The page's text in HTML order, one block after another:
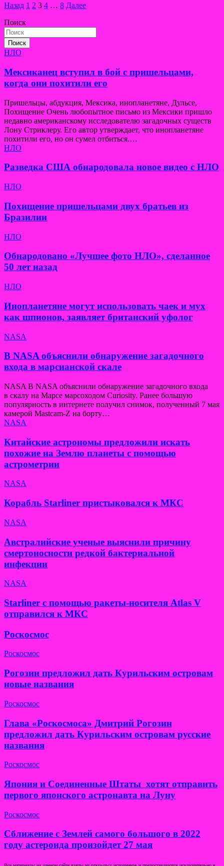
Пагинация
записей
Назад 1 2 3 4 … 8 Далее
Поиск
Поиск
НЛО
Мексиканец вступил в бой с пришельцами,
когда они похитили его
Пришельцы, абдукция, Мексика, инопланетяне, Дульсе,
Похищение Очень любопытное письмо из Мексики пришло
недавно американскому исследователю загадочных существ
Лону Стриклеру. Его автор утверждает, что инопланетяне
похитили его, но он сумел отбиться.…
НЛО
Разведка США обнародовала новое видео с НЛО
НЛО
Похищение пришельцами двух братьев из
Бразилии
НЛО
Обнародовано «Лучшее фото НЛО», сделанное
50 лет назад
НЛО
Инопланетяне могут использовать чаек и мух
как шпионов, заявляет британский уфолог
NASA
В NASA объяснили обнаружение загадочного
входа в марсианской скале
NASA В NASA объяснили обнаружение загадочного входа
в скалу на Марсе марсоходом Curiosity. Ранее большую
популярность в интернете получил снимок, полученный 7 мая
камерой Mastcam-Z на борту…
NASA
Китайские астрономы предложили искать
похожие на Землю планеты с помощью
астрометрии
NASA
Корабль Starliner пристыковался к МКС
NASA
Австралийские ученые выяснили причину
смертоносности редкой бактериальной
инфекции
NASA
Starliner с помощью ракеты-носителя Atlas V
отправился к МКС
Роскосмос
Роскосмос
Рогозин предложил дать Курильским островам
новые названия
Роскосмос
Глава «Роскосмоса» Дмитрий Рогозин
предложил дать Курильским островам русские
названия
Роскосмос
Япония и Соединенные Штаты хотят отправить
первого японского астронавта на Луну
Роскосмос
Сближение с Землей самого большого в 2022
году астероида произойдет 27 мая